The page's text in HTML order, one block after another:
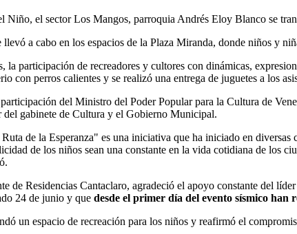
Niño, el sector Los Mangos, parroquia Andrés Eloy Blanco se
a cabo en los espacios de la Plaza Miranda, donde niños y
la participación de recreadores y cultores con dinámicas,
con perros calientes y se realizó una entrega de juguetes a los
del Ministro del Poder Popular para la Cultura de
gabinete de Cultura y el Gobierno Municipal.
de la Esperanza" es una iniciativa que ha iniciado en
de los niños sean una constante en la vida cotidiana de los
de Residencias Cantaclaro, agradeció el apoyo constante del
24 de junio y que desde el primer día del evento sísmico han
un espacio de recreación para los niños y reafirmó el